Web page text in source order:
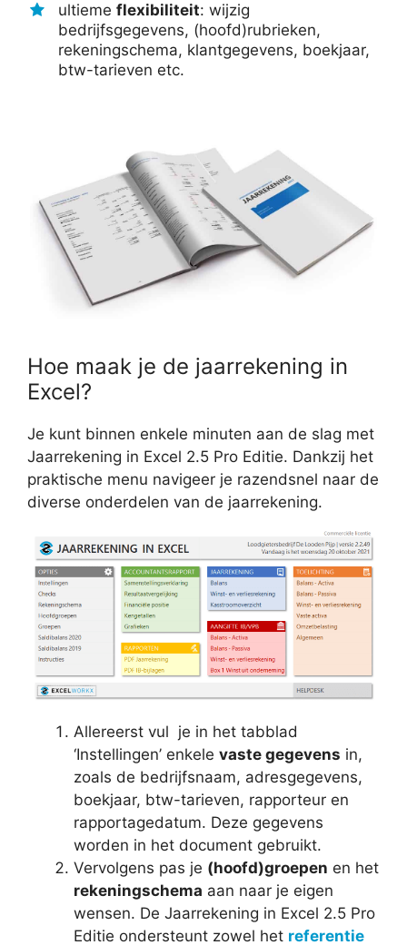
ultieme flexibiliteit: wijzig
bedrijfsgegevens, (hoofd)rubrieken,
rekeningschema, klantgegevens, boekjaar,
btw-tarieven etc.
Hoe maak je de jaarrekening in
Excel?
Je kunt binnen enkele minuten aan de slag met
Jaarrekening in Excel 2.5 Pro Editie. Dankzij het
praktische menu navigeer je razendsnel naar de
diverse onderdelen van de jaarrekening.
Allereerst vul je in het tabblad
‘Instellingen’ enkele vaste gegevens in,
zoals de bedrijfsnaam, adresgegevens,
boekjaar, btw-tarieven, rapporteur en
rapportagedatum. Deze gegevens
worden in het document gebruikt.
Vervolgens pas je (hoofd)groepen en het
rekeningschema aan naar je eigen
wensen. De Jaarrekening in Excel 2.5 Pro
Editie ondersteunt zowel het referentie